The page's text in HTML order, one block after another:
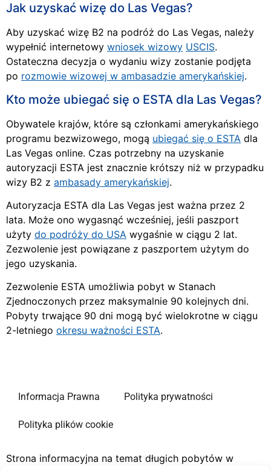
Jak uzyskać wizę do Las Vegas?
Aby uzyskać wizę B2 na podróż do Las Vegas, należy
wypełnić internetowy wniosek wizowy USCIS.
Ostateczna decyzja o wydaniu wizy zostanie podjęta
po rozmowie wizowej w ambasadzie amerykańskiej.
Kto może ubiegać się o ESTA dla Las Vegas?
Obywatele krajów, które są członkami amerykańskiego
programu bezwizowego, mogą ubiegać się o ESTA dla
Las Vegas online. Czas potrzebny na uzyskanie
autoryzacji ESTA jest znacznie krótszy niż w przypadku
wizy B2 z ambasady amerykańskiej.
Autoryzacja ESTA dla Las Vegas jest ważna przez 2
lata. Może ono wygasnąć wcześniej, jeśli paszport
użyty do podróży do USA wygaśnie w ciągu 2 lat.
Zezwolenie jest powiązane z paszportem użytym do
jego uzyskania.
Zezwolenie ESTA umożliwia pobyt w Stanach
Zjednoczonych przez maksymalnie 90 kolejnych dni.
Pobyty trwające 90 dni mogą być wielokrotne w ciągu
2-letniego okresu ważności ESTA.
Informacja Prawna Polityka prywatności
Polityka plików cookie
Strona informacyjna na temat długich pobytów w